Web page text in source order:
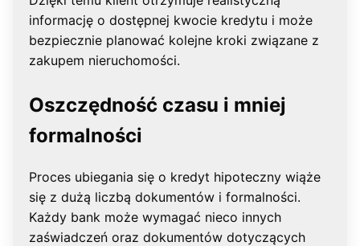
informację o dostępnej kwocie kredytu i może
bezpiecznie planować kolejne kroki związane z
zakupem nieruchomości.
Oszczędność czasu i mniej
formalności
Proces ubiegania się o kredyt hipoteczny wiąże
się z dużą liczbą dokumentów i formalności.
Każdy bank może wymagać nieco innych
zaświadczeń oraz dokumentów dotyczących